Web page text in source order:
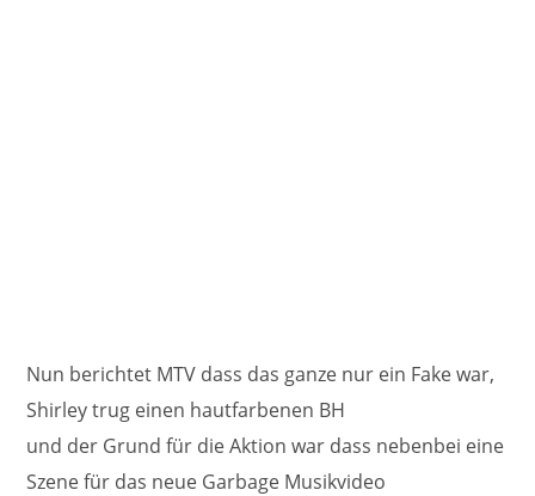
Nun berichtet MTV dass das ganze nur ein Fake war,
Shirley trug einen hautfarbenen BH
und der Grund für die Aktion war dass nebenbei eine
Szene für das neue Garbage Musikvideo